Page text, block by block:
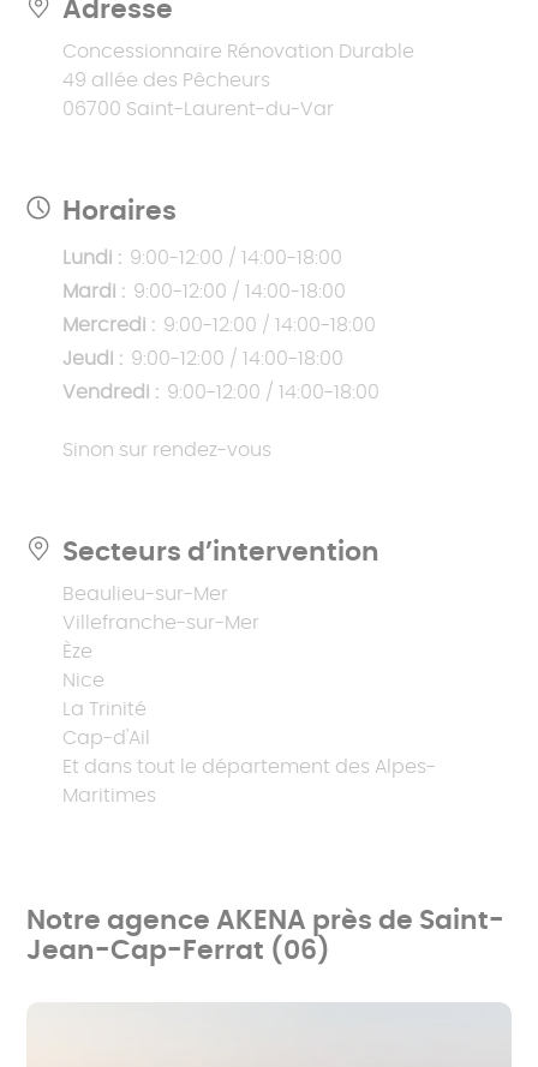
Adresse
Concessionnaire Rénovation Durable
49 allée des Pêcheurs
06700 Saint-Laurent-du-Var
Horaires
Lundi : 9:00-12:00 / 14:00-18:00
Mardi : 9:00-12:00 / 14:00-18:00
Mercredi : 9:00-12:00 / 14:00-18:00
Jeudi : 9:00-12:00 / 14:00-18:00
Vendredi : 9:00-12:00 / 14:00-18:00
Sinon sur rendez-vous
Secteurs d’intervention
Beaulieu-sur-Mer
Villefranche-sur-Mer
Èze
Nice
La Trinité
Cap-d'Ail
Et dans tout le département des Alpes-
Maritimes
Notre agence AKENA près de Saint-
Jean-Cap-Ferrat (06)